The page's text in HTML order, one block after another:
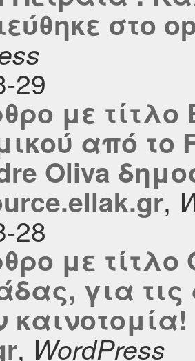
στο
29
με
από το
Oliva
,
28
με τίτλο
για τις
, WordPress